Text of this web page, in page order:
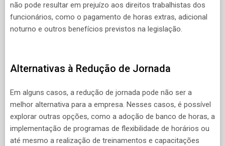
não pode resultar em prejuízo aos direitos trabalhistas dos
funcionários, como o pagamento de horas extras, adicional
noturno e outros benefícios previstos na legislação.
Alternativas à Redução de Jornada
Em alguns casos, a redução de jornada pode não ser a
melhor alternativa para a empresa. Nesses casos, é possível
explorar outras opções, como a adoção de banco de horas, a
implementação de programas de flexibilidade de horários ou
até mesmo a realização de treinamentos e capacitações